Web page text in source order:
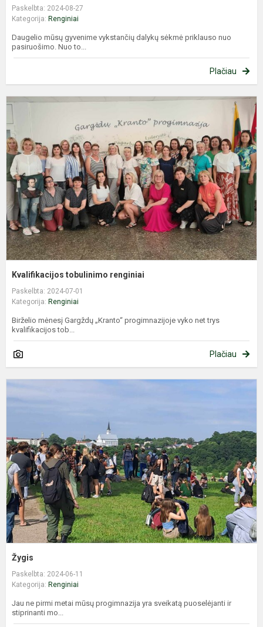
Paskelbta: 2024-08-27
Kategorija: Renginiai
Daugelio mūsų gyvenime vykstančių dalykų sėkmė priklauso nuo
pasiruošimo. Nuo to...
Plačiau
Kvalifikacijos tobulinimo renginiai
Paskelbta: 2024-07-01
Kategorija: Renginiai
Birželio mėnesį Gargždų „Kranto“ progimnazijoje vyko net trys
kvalifikacijos tob...
Plačiau
Žygis
Paskelbta: 2024-06-11
Kategorija: Renginiai
Jau ne pirmi metai mūsų progimnazija yra sveikatą puoselėjanti ir
stiprinanti mo...